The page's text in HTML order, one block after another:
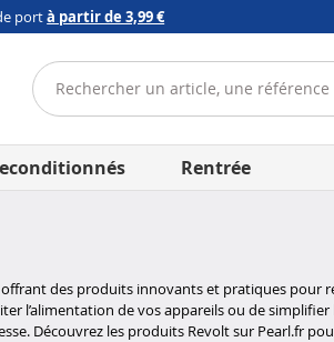
portà partir de 3,99 €
Rentrée
des produits innovants et pratiques
l’alimentation de vos appareils ou de
Découvrez les produits Revolt sur Pearl.fr